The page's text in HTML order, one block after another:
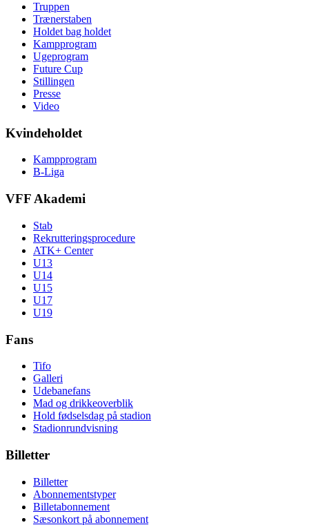
Truppen
Trænerstaben
Holdet bag holdet
Kampprogram
Ugeprogram
Future Cup
Stillingen
Presse
Video
Kvindeholdet
Kampprogram
B-Liga
VFF Akademi
Stab
Rekrutteringsprocedure
ATK+ Center
U13
U14
U15
U17
U19
Fans
Tifo
Galleri
Udebanefans
Mad og drikkeoverblik
Hold fødselsdag på stadion
Stadionrundvisning
Billetter
Billetter
Abonnementstyper
Billetabonnement
Sæsonkort på abonnement